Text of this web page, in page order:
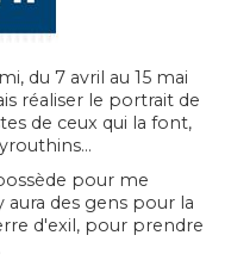
du 7 avril au 15 mai
réaliser le portrait de
de ceux qui la font,
pour me
aura des gens pour la
d'exil, pour prendre